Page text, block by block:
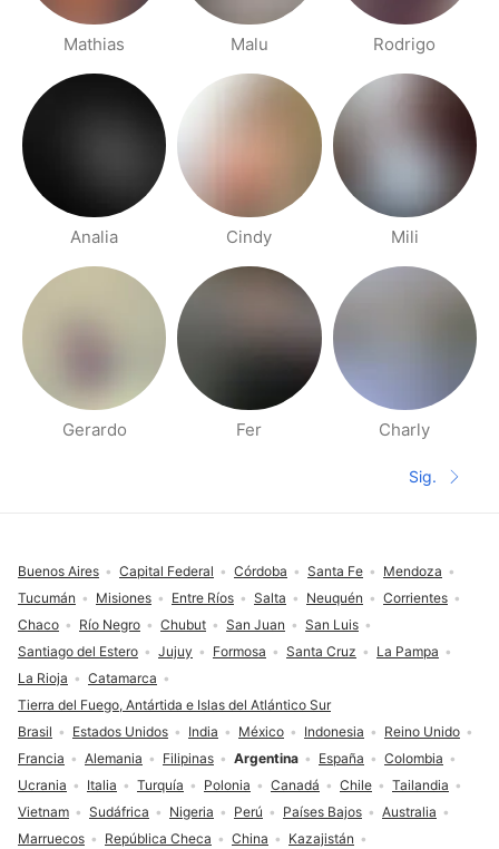
Mathias Malu Rodrigo
Analia Cindy Mili
Gerardo Fer Charly
Sig.
Brasil Estados Unidos India México Indonesia
Reino Unido
Francia
Alemania Filipinas Argentina España
Colombia
Ucrania
Italia Turquía Polonia Canadá Chile
Tailandia
Vietnam
Sudáfrica Nigeria Perú Países Bajos
Australia
Marruecos
República Checa China
Kazajistán
Buenos Aires Capital Federal Córdoba Santa Fe
Mendoza
Tucumán
Misiones Entre Ríos Salta Neuquén
Corrientes
Chaco
Río Negro Chubut San Juan
San Luis
Santiago del Estero
Jujuy Formosa Santa Cruz
La Pampa
La Rioja
Catamarca
Tierra del Fuego, Antártida e Islas del Atlántico Sur